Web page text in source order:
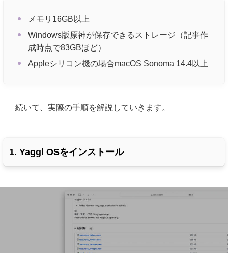
メモリ16GB以上
Windows版原神が保存できるストレージ（記事作
成時点で83GBほど）
Appleシリコン機の場合macOS Sonoma 14.4以上
続いて、実際の手順を解説していきます。
1. Yaggl OSをインストール